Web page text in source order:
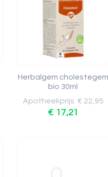
Herbalgem cholestegem
bio 30ml
Apotheekprijs: € 22,95
€ 17,21